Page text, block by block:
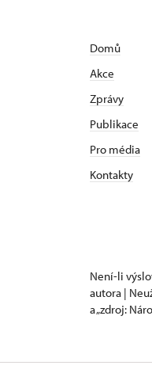
Domů
Akce
Zprávy
Publikace
Pro média
Kontakty
Není-li
autora |
a „zdroj: